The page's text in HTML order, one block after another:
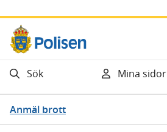
Gå direkt till innehåll
Sök Mina sidor
Anmäl brott